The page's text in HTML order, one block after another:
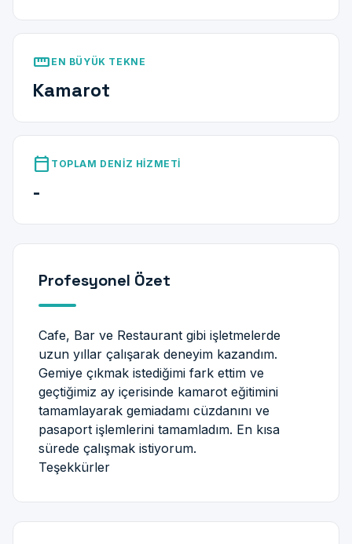
straighten EN BÜYÜK TEKNE
Kamarot
calendar_today TOPLAM DENIZ HIZMETI
-
Profesyonel Özet
Cafe, Bar ve Restaurant gibi işletmelerde
uzun yıllar çalışarak deneyim kazandım.
Gemiye çıkmak istediğimi fark ettim ve
geçtiğimiz ay içerisinde kamarot eğitimini
tamamlayarak gemiadamı cüzdanını ve
pasaport işlemlerini tamamladım. En kısa
sürede çalışmak istiyorum.
Teşekkürler